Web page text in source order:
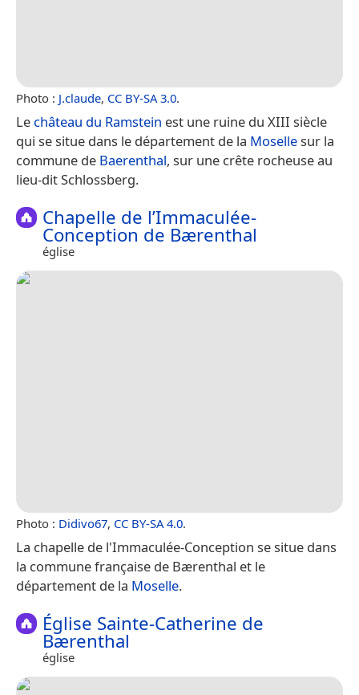
Photo : J.claude, CC BY-SA 3.0.
Le château du Ramstein est une ruine du XIII siècle
qui se situe dans le département de la Mosellesur la
commune de Baerenthal, sur une crête rocheuse au
lieu-dit Schlossberg.
Chapelle de l’Immaculée-
Conception de Bærenthal
église
Photo : Didivo67, CC BY-SA 4.0.
La chapelle de l'Immaculée-Conception se situe dans
la commune française de Bærenthal et le
département de la Moselle.
Église Sainte-Catherine de
Bærenthal
église